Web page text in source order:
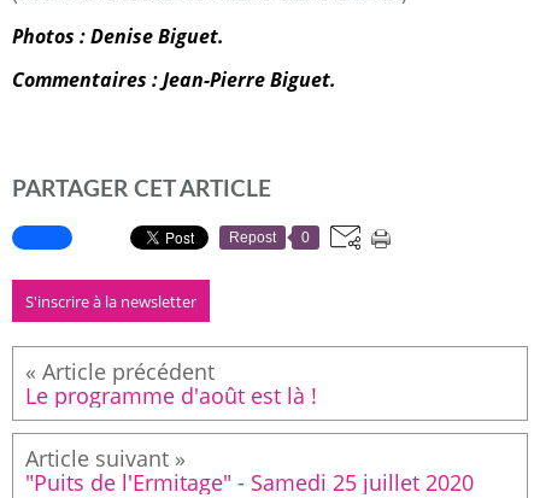
Photos : Denise Biguet.
Commentaires : Jean-Pierre Biguet.
PARTAGER CET ARTICLE
Repost 0
S'inscrire à la newsletter
Le programme d'août est là !
"Puits de l'Ermitage" - Samedi 25 juillet 2020